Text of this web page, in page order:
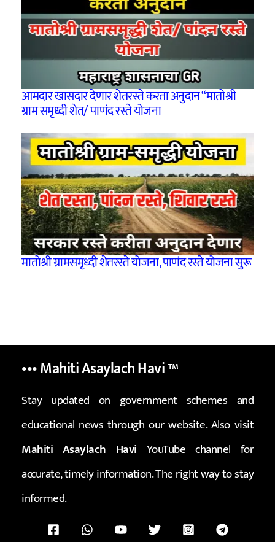
आमदार खासदार देणार शेतरस्ते करता अनुदान “मातोश्री
ग्राम समृध्दी शेत/ पाणंद रस्ते योजना
मातोश्री ग्रामसमृध्दी शेतरस्ते योजना, पाणंद रस्ते योजना सुरू
••• Mahiti Asaylach Havi™
Stay updated on government schemes and
educational news through our website. Also visit
Mahiti Asaylach Havi YouTube channel for
accurate, timely information. The right way to stay
informed.